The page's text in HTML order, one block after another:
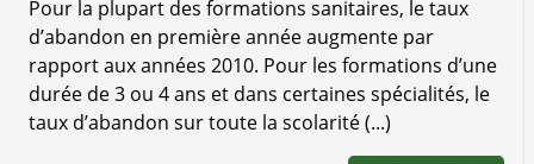
Pour la plupart des formations sanitaires, le taux
d’abandon en première année augmente par
rapport aux années 2010. Pour les formations d’une
durée de 3 ou 4 ans et dans certaines spécialités, le
taux d’abandon sur toute la scolarité (...)